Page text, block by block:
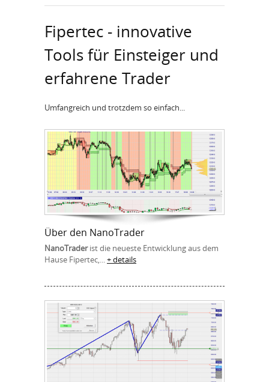
Fipertec - innovative
Tools für Einsteiger und
erfahrene Trader
Umfangreich und trotzdem so einfach...
Über den NanoTrader
NanoTraderist die neueste Entwicklung aus dem
Hause Fipertec,...+ details